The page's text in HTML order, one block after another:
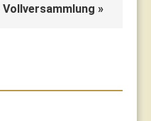
Vollversammlung »